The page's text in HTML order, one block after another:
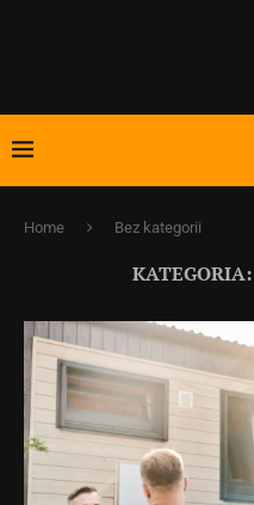
Home Bez kategorii
KATEGORIA: